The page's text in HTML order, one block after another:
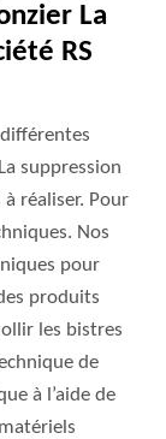
La
RS
suppression
réaliser. Pour
Nos
pour
produits
les bistres
de
à l’aide de